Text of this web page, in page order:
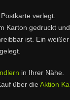
verlegt.
Karton gedruckt
ist. Ein
in Ihrer Nähe.
über die Aktion